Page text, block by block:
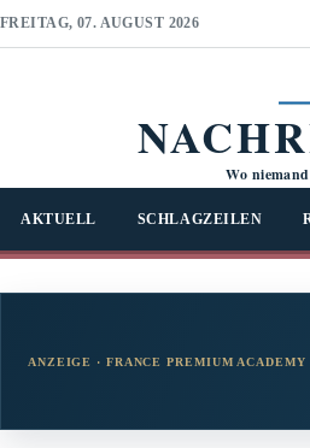
FREITAG, 07. AUGUST 2026
Wo
AKTUELL SCHLAGZEILEN
ANZEIGE · FRANCE PREMIUM ACADEMY